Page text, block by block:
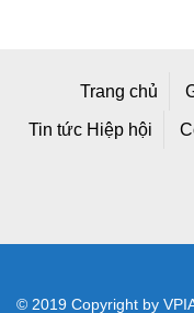
Trang chủ
Tin tức Hiệp hội
© 2019 Copyright by